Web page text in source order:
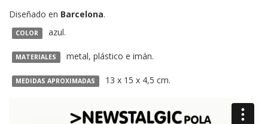
Diseñado en Barcelona.
COLOR azul.
MATERIALES metal, plástico e imán.
MEDIDAS APROXIMADAS 13 x 15 x 4,5 cm.